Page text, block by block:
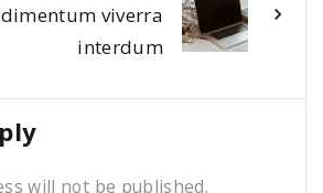
viverra
interdum
will not be published.